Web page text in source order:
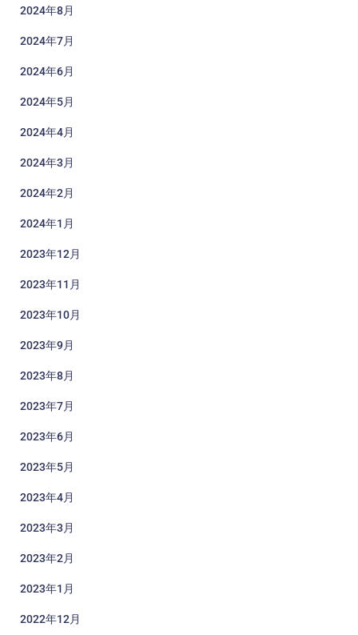
2024年8月
2024年7月
2024年6月
2024年5月
2024年4月
2024年3月
2024年2月
2024年1月
2023年12月
2023年11月
2023年10月
2023年9月
2023年8月
2023年7月
2023年6月
2023年5月
2023年4月
2023年3月
2023年2月
2023年1月
2022年12月